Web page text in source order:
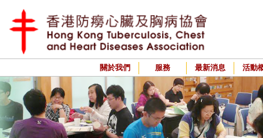
關於我們 服務 最新消息 活動